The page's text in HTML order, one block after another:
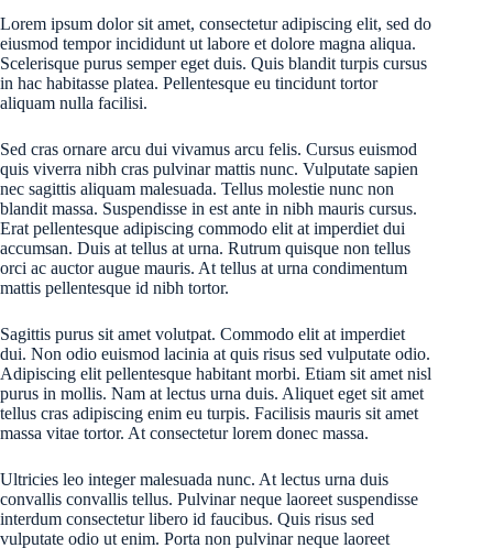
Lorem ipsum dolor sit amet, consectetur adipiscing elit, sed do
eiusmod tempor incididunt ut labore et dolore magna aliqua.
Scelerisque purus semper eget duis. Quis blandit turpis cursus
in hac habitasse platea. Pellentesque eu tincidunt tortor
aliquam nulla facilisi.
Sed cras ornare arcu dui vivamus arcu felis. Cursus euismod
quis viverra nibh cras pulvinar mattis nunc. Vulputate sapien
nec sagittis aliquam malesuada. Tellus molestie nunc non
blandit massa. Suspendisse in est ante in nibh mauris cursus.
Erat pellentesque adipiscing commodo elit at imperdiet dui
accumsan. Duis at tellus at urna. Rutrum quisque non tellus
orci ac auctor augue mauris. At tellus at urna condimentum
mattis pellentesque id nibh tortor.
Sagittis purus sit amet volutpat. Commodo elit at imperdiet
dui. Non odio euismod lacinia at quis risus sed vulputate odio.
Adipiscing elit pellentesque habitant morbi. Etiam sit amet nisl
purus in mollis. Nam at lectus urna duis. Aliquet eget sit amet
tellus cras adipiscing enim eu turpis. Facilisis mauris sit amet
massa vitae tortor. At consectetur lorem donec massa.
Ultricies leo integer malesuada nunc. At lectus urna duis
convallis convallis tellus. Pulvinar neque laoreet suspendisse
interdum consectetur libero id faucibus. Quis risus sed
vulputate odio ut enim. Porta non pulvinar neque laoreet